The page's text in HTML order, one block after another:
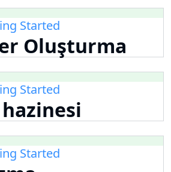
Started
Oluşturma
Started
Started